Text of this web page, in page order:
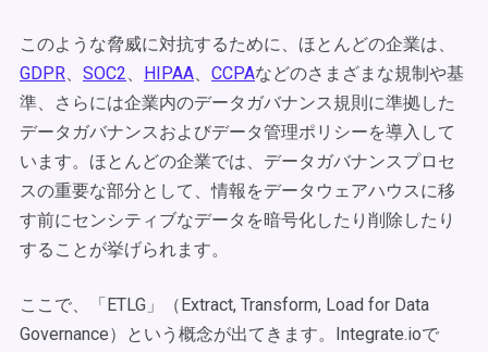
このような脅威に対抗するために、ほとんどの企業は、
GDPR、 SOC2、 HIPAA、 CCPAなどのさまざまな規制や基
準、さらには企業内のデータガバナンス規則に準拠した
データガバナンスおよびデータ管理ポリシーを導入して
います。ほとんどの企業では、データガバナンスプロセ
スの重要な部分として、情報をデータウェアハウスに移
す前にセンシティブなデータを暗号化したり削除したり
することが挙げられます。
ここで、「ETLG」（Extract, Transform, Load for Data
Governance）という概念が出てきます。Integrate.ioで